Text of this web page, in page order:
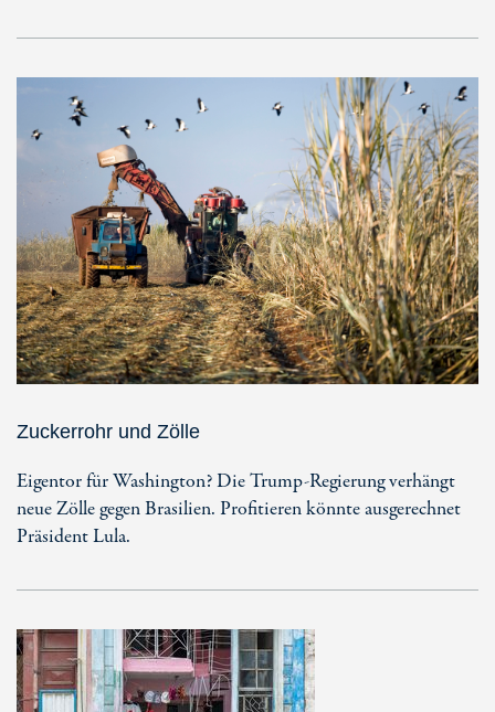
Zuckerrohr und Zölle
Eigentor für Washington? Die Trump-Regierung verhängt
neue Zölle gegen Brasilien. Profitieren könnte ausgerechnet
Präsident Lula.